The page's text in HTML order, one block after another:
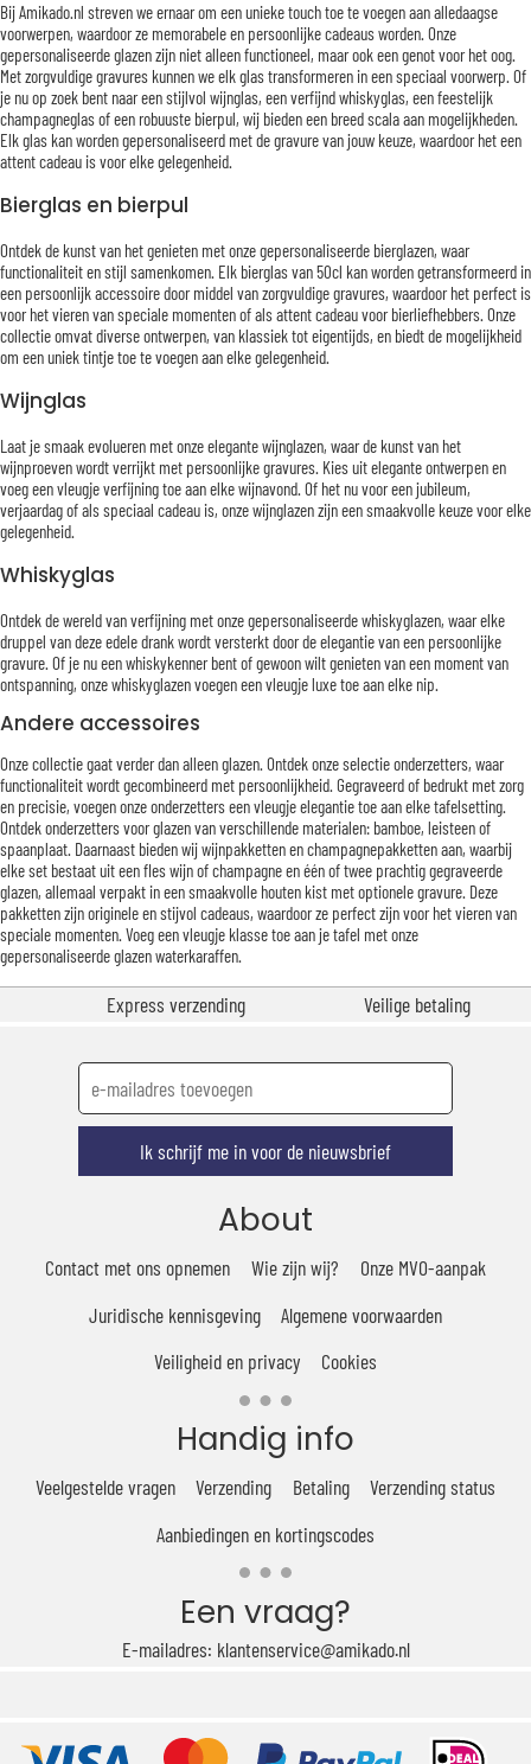
Bij Amikado.nl streven we ernaar om een unieke touch toe te voegen aan alledaagse
voorwerpen, waardoor ze memorabele en persoonlijke cadeaus worden. Onze
gepersonaliseerde glazen zijn niet alleen functioneel, maar ook een genot voor het oog.
Met zorgvuldige gravures kunnen we elk glas transformeren in een speciaal voorwerp. Of
je nu op zoek bent naar een stijlvol wijnglas, een verfijnd whiskyglas, een feestelijk
champagneglas of een robuuste bierpul, wij bieden een breed scala aan mogelijkheden.
Elk glas kan worden gepersonaliseerd met de gravure van jouw keuze, waardoor het een
attent cadeau is voor elke gelegenheid.
Bierglas en bierpul
Ontdek de kunst van het genieten met onze gepersonaliseerde bierglazen, waar
functionaliteit en stijl samenkomen. Elk bierglas van 50cl kan worden getransformeerd in
een persoonlijk accessoire door middel van zorgvuldige gravures, waardoor het perfect is
voor het vieren van speciale momenten of als attent cadeau voor bierliefhebbers. Onze
collectie omvat diverse ontwerpen, van klassiek tot eigentijds, en biedt de mogelijkheid
om een uniek tintje toe te voegen aan elke gelegenheid.
Wijnglas
Laat je smaak evolueren met onze elegante wijnglazen, waar de kunst van het
wijnproeven wordt verrijkt met persoonlijke gravures. Kies uit elegante ontwerpen en
voeg een vleugje verfijning toe aan elke wijnavond. Of het nu voor een jubileum,
verjaardag of als speciaal cadeau is, onze wijnglazen zijn een smaakvolle keuze voor elke
gelegenheid.
Whiskyglas
Ontdek de wereld van verfijning met onze gepersonaliseerde whiskyglazen, waar elke
druppel van deze edele drank wordt versterkt door de elegantie van een persoonlijke
gravure. Of je nu een whiskykenner bent of gewoon wilt genieten van een moment van
ontspanning, onze whiskyglazen voegen een vleugje luxe toe aan elke nip.
Andere accessoires
Onze collectie gaat verder dan alleen glazen. Ontdek onze selectie onderzetters, waar
functionaliteit wordt gecombineerd met persoonlijkheid. Gegraveerd of bedrukt met zorg
en precisie, voegen onze onderzetters een vleugje elegantie toe aan elke tafelsetting.
Ontdek onderzetters voor glazen van verschillende materialen: bamboe, leisteen of
spaanplaat. Daarnaast bieden wij wijnpakketten en champagnepakketten aan, waarbij
elke set bestaat uit een fles wijn of champagne en één of twee prachtig gegraveerde
glazen, allemaal verpakt in een smaakvolle houten kist met optionele gravure. Deze
pakketten zijn originele en stijvol cadeaus, waardoor ze perfect zijn voor het vieren van
speciale momenten. Voeg een vleugje klasse toe aan je tafel met onze
gepersonaliseerde glazen waterkaraffen.
Express verzending Veilige betaling
Ik schrijf me in voor de nieuwsbrief
About
Contact met ons opnemen Wie zijn wij?
Onze MVO-aanpak
Juridische kennisgeving
Algemene voorwaarden
Veiligheid en privacy
Cookies
Handig info
Veelgestelde vragen Verzending Betaling
Verzending status
Aanbiedingen en kortingscodes
Een vraag?
E-mailadres: klantenservice@amikado.nl